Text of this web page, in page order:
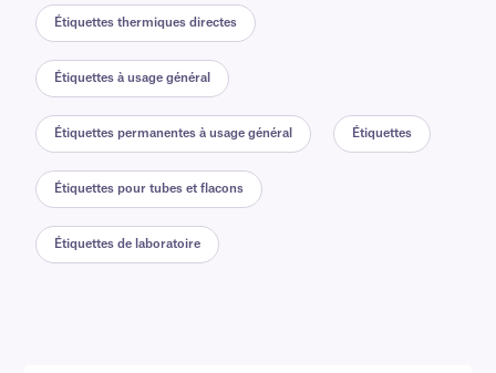
Étiquettes thermiques directes
Étiquettes à usage général
Étiquettes permanentes à usage général Étiquettes
Étiquettes pour tubes et flacons
Étiquettes de laboratoire